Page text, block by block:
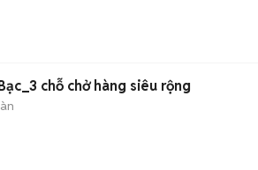
chỗ chở hàng siêu rộng